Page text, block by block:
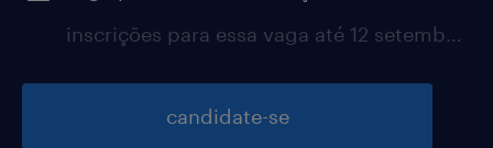
inscrições para essa vaga até 12 setembro 2026
candidate-se